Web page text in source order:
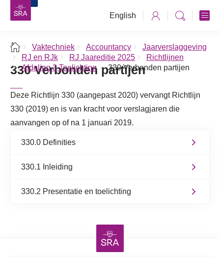
English
Vaktechniek Accountancy
Jaarverslaggeving
RJ en RJk
RJ Jaareditie 2025
Richtlijnen
Afdeling 3 Toelichting
330 Verbonden partijen
330 Verbonden partijen
Deze Richtlijn 330 (aangepast 2020) vervangt Richtlijn
330 (2019) en is van kracht voor verslagjaren die
aanvangen op of na 1 januari 2019.
330.0 Definities
330.1 Inleiding
330.2 Presentatie en toelichting